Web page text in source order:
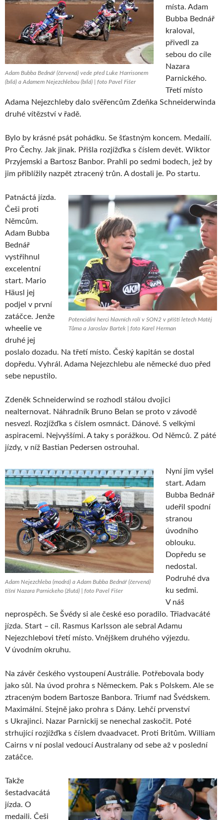
Adam Bubba Bednář (červená) vede před Luke Harrisonem
(bílá) a Adamem Nejezchlebou (bílá) | foto Pavel Fišer
místa. Adam
Bubba Bednář
kraloval,
přivedl za
sebou do cíle
Nazara
Parnického.
Třetí místo
Adama Nejezchleby dalo svěřencům Zdeňka Schneiderwinda
druhé vítězství v řadě.
Bylo by krásné psát pohádku. Se šťastným koncem. Medailí.
Pro Čechy. Jak jinak. Přišla rozjížďka s číslem devět. Wiktor
Przyjemski a Bartosz Banbor. Prahli po sedmi bodech, jež by
jim přiblížily nazpět ztracený trůn. A dostali je. Po startu.
Potenciální herci hlavních rolí v SON2 v příští letech Matěj
Tůma a Jaroslav Bartek | foto Karel Herman
Patnáctá jízda.
Češi proti
Němcům.
Adam Bubba
Bednář
vystřihnul
excelentní
start. Mario
Häusl jej
podjel v první
zatáčce. Jenže
wheelie ve
druhé jej
poslalo dozadu. Na třetí místo. Český kapitán se dostal
dopředu. Vyhrál. Adama Nejezchlebu ale německé duo před
sebe nepustilo.
Zdeněk Schneiderwind se rozhodl stálou dvojici
nealternovat. Náhradník Bruno Belan se proto v závodě
nesvezl. Rozjížďka s číslem osmnáct. Dánové. S velkými
aspiracemi. Nejvyššími. A taky s porážkou. Od Němců. Z páté
jízdy, v níž Bastian Pedersen ostrouhal.
Adam Nejezchleba (modrá) a Adam Bubba Bednář (červená)
tíšní Nazara Parnickeho (žlutá) | foto Pavel Fišer
Nyní jim vyšel
start. Adam
Bubba Bednář
udeřil spodní
stranou
úvodního
oblouku.
Dopředu se
nedostal.
Podruhé dva
ku sedmi.
V náš
neprospěch. Se Švédy si ale české eso poradilo. Třiadvacáté
jízda. Start – cíl. Rasmus Karlsson ale sebral Adamu
Nejezchlebovi třetí místo. Vnějškem druhého výjezdu.
V úvodním okruhu.
Na závěr českého vystoupení Austrálie. Potřebovala body
jako sůl. Na úvod prohra s Německem. Pak s Polskem. Ale se
ztraceným bodem Bartosze Banbora. Triumf nad Švédskem.
Maximální. Stejně jako prohra s Dány. Lehčí prvenství
s Ukrajinci. Nazar Parnickij se nenechal zaskočit. Poté
strhující rozjížďka s číslem dvaadvacet. Proti Britům. William
Cairns v ní poslal vedoucí Australany od sebe až v poslední
zatáčce.
Takže
šestadvacátá
jízda. O
medaili. Češi